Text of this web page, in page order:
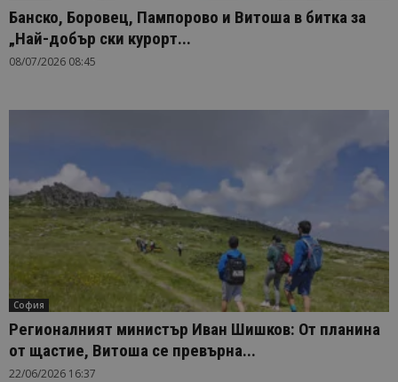
Банско, Боровец, Пампорово и Витоша в битка за
„Най-добър ски курорт...
08/07/2026 08:45
София
Регионалният министър Иван Шишков: От планина
от щастие, Витоша се превърна...
22/06/2026 16:37